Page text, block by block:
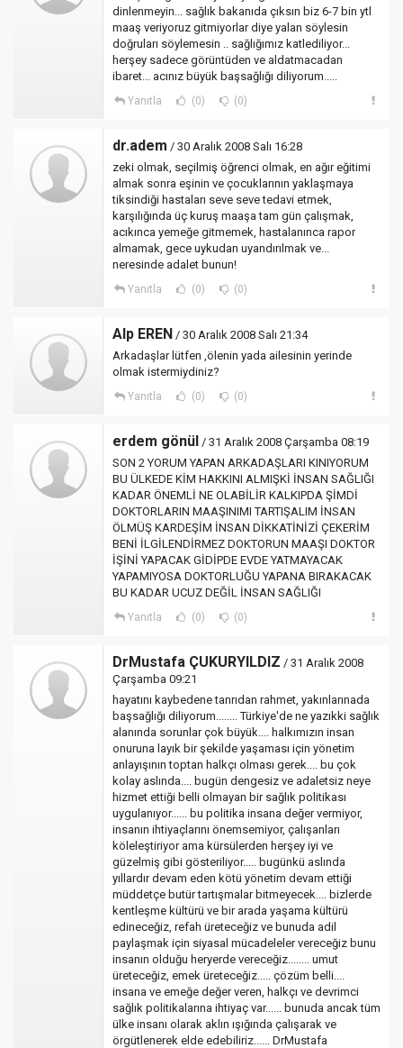
dinlenmeyin... sağlık bakanıda çıksın biz 6-7 bin ytl
maaş veriyoruz gitmiyorlar diye yalan söylesin
doğruları söylemesin .. sağlığımız katlediliyor...
herşey sadece görüntüden ve aldatmacadan
ibaret... acınız büyük başsağlığı diliyorum.....
Yanıtla (0) (0)
dr.adem / 30 Aralık 2008 Salı 16:28
zeki olmak, seçilmiş öğrenci olmak, en ağır eğitimi
almak sonra eşinin ve çocuklarının yaklaşmaya
tiksindiği hastaları seve seve tedavi etmek,
karşılığında üç kuruş maaşa tam gün çalışmak,
acıkınca yemeğe gitmemek, hastalanınca rapor
almamak, gece uykudan uyandırılmak ve...
neresinde adalet bunun!
Yanıtla (0) (0)
Alp EREN / 30 Aralık 2008 Salı 21:34
Arkadaşlar lütfen ,ölenin yada ailesinin yerinde
olmak istermiydiniz?
Yanıtla (0) (0)
erdem gönül / 31 Aralık 2008 Çarşamba 08:19
SON 2 YORUM YAPAN ARKADAŞLARI KINIYORUM
BU ÜLKEDE KİM HAKKINI ALMIŞKİ İNSAN SAĞLIĞI
KADAR ÖNEMLİ NE OLABİLİR KALKIPDA ŞİMDİ
DOKTORLARIN MAAŞINIMI TARTIŞALIM İNSAN
ÖLMÜŞ KARDEŞİM İNSAN DİKKATİNİZİ ÇEKERİM
BENİ İLGİLENDİRMEZ DOKTORUN MAAŞI DOKTOR
İŞİNİ YAPACAK GİDİPDE EVDE YATMAYACAK
YAPAMIYOSA DOKTORLUĞU YAPANA BIRAKACAK
BU KADAR UCUZ DEĞİL İNSAN SAĞLIĞI
Yanıtla (0) (0)
DrMustafa ÇUKURYILDIZ / 31 Aralık 2008
Çarşamba 09:21
hayatını kaybedene tanrıdan rahmet, yakınlarınada
başsağlığı diliyorum........ Türkiye'de ne yazıkki sağlık
alanında sorunlar çok büyük.... halkımızın insan
onuruna layık bir şekilde yaşaması için yönetim
anlayışının toptan halkçı olması gerek.... bu çok
kolay aslında.... bugün dengesiz ve adaletsiz neye
hizmet ettiği belli olmayan bir sağlık politikası
uygulanıyor...... bu politika insana değer vermiyor,
insanın ihtiyaçlarını önemsemiyor, çalışanları
köleleştiriyor ama kürsülerden herşey iyi ve
güzelmiş gibi gösteriliyor..... bugünkü aslında
yıllardır devam eden kötü yönetim devam ettiği
müddetçe butür tartışmalar bitmeyecek.... bizlerde
kentleşme kültürü ve bir arada yaşama kültürü
edineceğiz, refah üreteceğiz ve bunuda adil
paylaşmak için siyasal mücadeleler vereceğiz bunu
insanın olduğu heryerde vereceğiz........ umut
üreteceğiz, emek üreteceğiz..... çözüm belli....
insana ve emeğe değer veren, halkçı ve devrimci
sağlık politikalarına ihtiyaç var...... bunuda ancak tüm
ülke insanı olarak aklın ışığında çalışarak ve
örgütlenerek elde edebiliriz...... DrMustafa